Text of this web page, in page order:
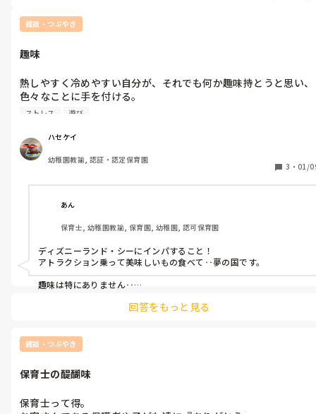
雑談・つぶやき
趣味
熱しやすく冷めやすい自分が、それでも何か趣味持とうと思い、
色々なことに手を付ける。
釣り、資格勉強、レゴ、料理、温泉、、、
く。
いつの間にか趣味探しが趣味になる。。
まあ、やってきたことは100パー無駄にはならないのでとりあえ
仕事をしているからこそ、たまの休みは気分がノリノリ。最高に
皆さんの趣味を教えてください♪
ぜひ真似させていただきます（笑）
ストレス 遊び
ハセケイ
幼稚園教諭, 認証・認定保育園
3 ・ 01/
あん
保育士, 幼稚園教諭, 保育園, 幼稚園, 認可保育園
ディズニーランド・シーにインパすること！
アトラクション乗って美味しいもの食べて‥夢の国です。
趣味は特にありません‥
回答をもっと見る
雑談・つぶやき
保育士の醍醐味
保育士って得。